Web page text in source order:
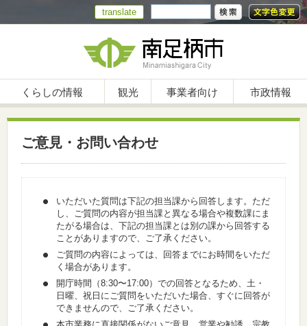
translate
くらしの情報 観光 事業者向け 市政情報
ご意見・お問い合わせ
いただいた質問は下記の担当課から回答します。ただ
し、ご質問の内容が担当課と異なる場合や複数課にま
たがる場合は、下記の担当課とは別の課から回答する
ことがありますので、ご了承ください。
ご質問の内容によっては、回答までにお時間をいただ
く場合があります。
開庁時間（8:30〜17:00）での回答となるため、土・
日曜、祝日にご質問をいただいた場合、すぐに回答が
できませんので、ご了承ください。